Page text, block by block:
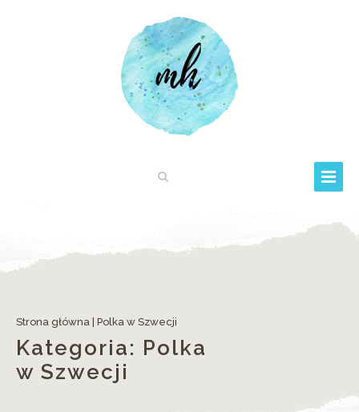
Strona główna Polka w Szwecji
Kategoria: Polka
w Szwecji